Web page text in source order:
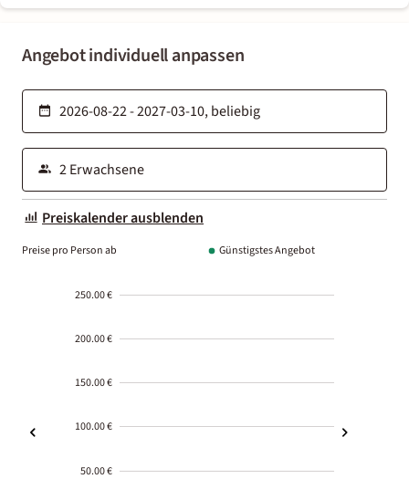
Angebot individuell anpassen
Preiskalender ausblenden
Preise pro Person ab Günstigstes Angebot
250.00 €
200.00 €
150.00 €
100.00 €
50.00 €